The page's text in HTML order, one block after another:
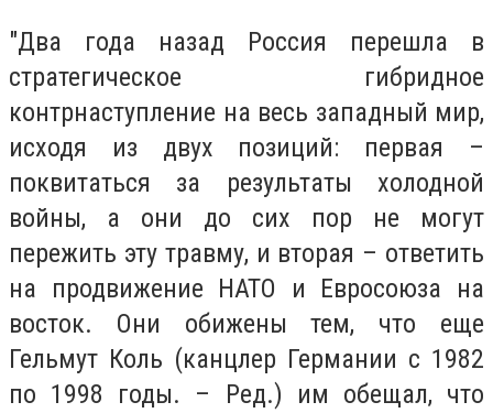
"Два года назад Россия перешла в
стратегическое гибридное
контрнаступление на весь западный мир,
исходя из двух позиций: первая –
поквитаться за результаты холодной
войны, а они до сих пор не могут
пережить эту травму, и вторая – ответить
на продвижение НАТО и Евросоюза на
восток. Они обижены тем, что еще
Гельмут Коль (канцлер Германии с 1982
по 1998 годы. – Ред.) им обещал, что